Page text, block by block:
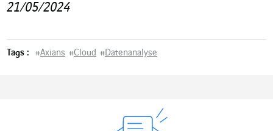
21/05/2024
Tags : #Axians #Cloud #Datenanalyse